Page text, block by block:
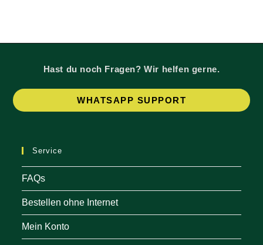
Hast du noch Fragen? Wir helfen gerne.
WHATSAPP SUPPORT
Service
FAQs
Bestellen ohne Internet
Mein Konto